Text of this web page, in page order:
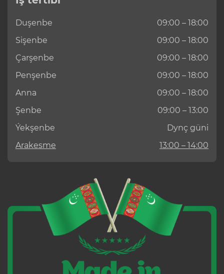
Duşenbe
09:00 – 18:00
Sişenbe
09:00 – 18:00
Çarşenbe
09:00 – 18:00
Penşenbe
09:00 – 18:00
Anna
09:00 – 18:00
Şenbe
09:00 – 13:00
Ýekşenbe
Dynç güni
Arakesme
13:00 – 14:00